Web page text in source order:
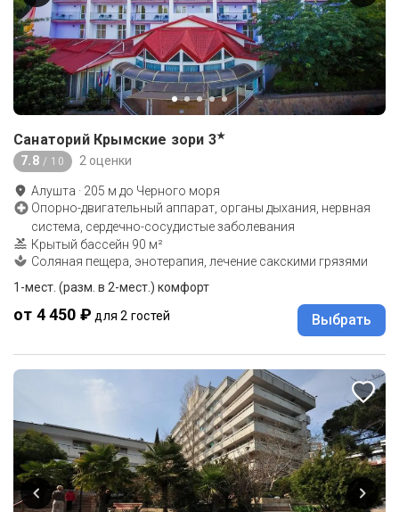
Санаторий Крымские зори 3★
7.8 / 10 2 оценки
Алушта · 205 м до Черного моря
Опорно-двигательный аппарат, органы дыхания, нервная
система, сердечно-сосудистые заболевания
Крытый бассейн 90 м²
Соляная пещера, энотерапия, лечение сакскими грязями
1-мест. (разм. в 2-мест.) комфорт
от 4 450 ₽ для 2 гостей Выбрать